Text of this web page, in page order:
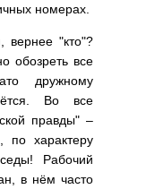
номерах.
вернее "кто"?
обозреть все
дружному
Во все
правды" –
по характеру
Рабочий
в нём часто